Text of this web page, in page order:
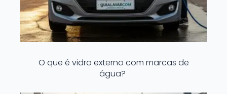
O que é vidro externo com marcas de
água?